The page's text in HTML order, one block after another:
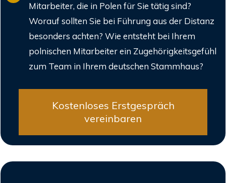
Mitarbeiter, die in Polen für Sie tätig sind?
Worauf sollten Sie bei Führung aus der Distanz
besonders achten? Wie entsteht bei Ihrem
polnischen Mitarbeiter ein Zugehörigkeitsgefühl
zum Team in Ihrem deutschen Stammhaus?
Kostenloses Erstgespräch
vereinbaren